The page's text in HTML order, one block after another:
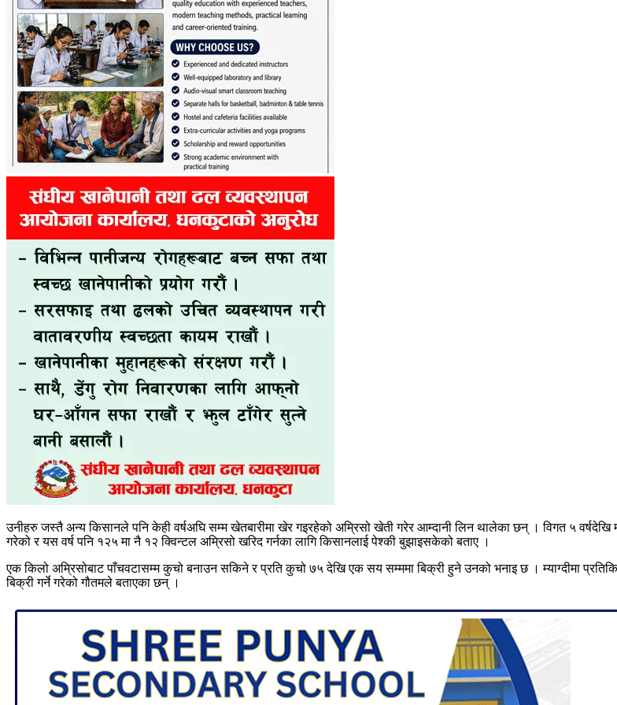
उनीहरु जस्तै अन्य किसानले पनि केही वर्षअघि सम्म खेतबारीमा खेर गइरहेको अम्रिसो खेती गरेर आम्दानी लिन थालेका छन् । विगत ५ वर्षदेखि
गरेको र यस वर्ष पनि १२५ मा नै १२ क्विन्टल अम्रिसो खरिद गर्नका लागि किसानलाई पेश्की बुझाइसकेको बताए ।
एक किलो अम्रिसोबाट पाँचवटासम्म कुचो बनाउन सकिने र प्रति कुचो ७५ देखि एक सय सम्ममा बिक्री हुने उनको भनाइ छ । म्याग्दीमा
बिक्री गर्ने गरेको गौतमले बताएका छन् ।